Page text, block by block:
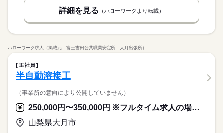
詳細を見る （ハローワークより転載）
ハローワーク求人（掲載元：富士吉田公共職業安定所 大月出張所）
正社員
半自動溶接工
（事業所の意向により公開していません）
250,000円〜350,000円 ※フルタイム求人の場合は月額（換算額）、パート求人の場合は時間額を表示しています。
山梨県大月市